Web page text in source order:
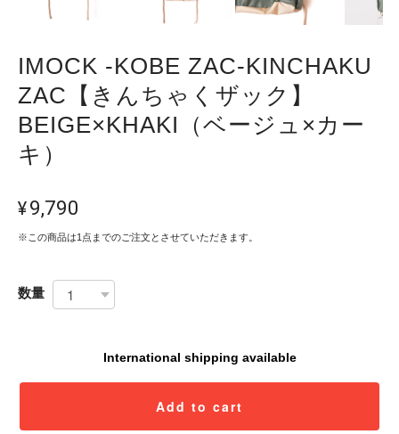
IMOCK -KOBE ZAC-KINCHAKU
ZAC【きんちゃくザック】
BEIGE×KHAKI（ベージュ×カー
キ）
¥9,790
※この商品は1点までのご注文とさせていただきます。
数量
International shipping available
Add to cart